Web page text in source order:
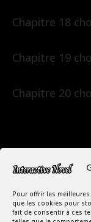
Pour offrir les
que les cookies pour
fait de consentir à ces
Chapitre 18
Chapitre 19
Chapitre 20